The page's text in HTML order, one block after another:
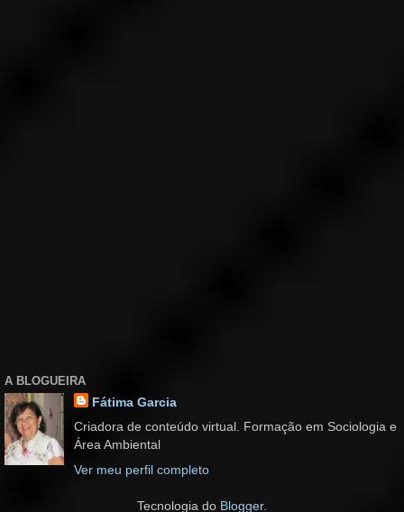
A BLOGUEIRA
Fátima Garcia
Criadora de conteúdo virtual. Formação em Sociologia e
Área Ambiental
Ver meu perfil completo
Tecnologia do Blogger.